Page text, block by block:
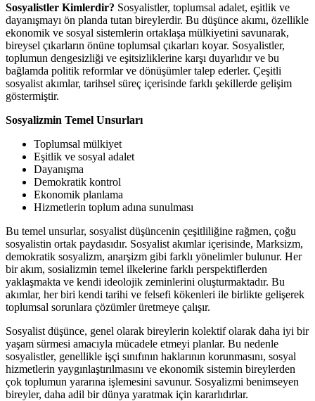
Sosyalistler Kimlerdir? Sosyalistler, toplumsal adalet, eşitlik ve
dayanışmayı ön planda tutan bireylerdir. Bu düşünce akımı, özellikle
ekonomik ve sosyal sistemlerin ortaklaşa mülkiyetini savunarak,
bireysel çıkarların önüne toplumsal çıkarları koyar. Sosyalistler,
toplumun dengesizliği ve eşitsizliklerine karşı duyarlıdır ve bu
bağlamda politik reformlar ve dönüşümler talep ederler. Çeşitli
sosyalist akımlar, tarihsel süreç içerisinde farklı şekillerde gelişim
göstermiştir.
Sosyalizmin Temel Unsurları
Toplumsal mülkiyet
Eşitlik ve sosyal adalet
Dayanışma
Demokratik kontrol
Ekonomik planlama
Hizmetlerin toplum adına sunulması
Bu temel unsurlar, sosyalist düşüncenin çeşitliliğine rağmen, çoğu
sosyalistin ortak paydasıdır. Sosyalist akımlar içerisinde, Marksizm,
demokratik sosyalizm, anarşizm gibi farklı yönelimler bulunur. Her
bir akım, sosializmin temel ilkelerine farklı perspektiflerden
yaklaşmakta ve kendi ideolojik zeminlerini oluşturmaktadır. Bu
akımlar, her biri kendi tarihi ve felsefi kökenleri ile birlikte gelişerek
toplumsal sorunlara çözümler üretmeye çalışır.
Sosyalist düşünce, genel olarak bireylerin kolektif olarak daha iyi bir
yaşam sürmesi amacıyla mücadele etmeyi planlar. Bu nedenle
sosyalistler, genellikle işçi sınıfının haklarının korunmasını, sosyal
hizmetlerin yaygınlaştırılmasını ve ekonomik sistemin bireylerden
çok toplumun yararına işlemesini savunur. Sosyalizmi benimseyen
bireyler, daha adil bir dünya yaratmak için kararlıdırlar.